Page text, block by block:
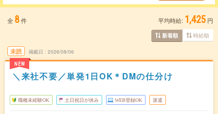
全 8件 平均時給: 1,425 円
新着順 時給順
未読
NEW
掲載日 2026/08/06
＼来社不要／単発1日OK＊DMの仕分け
職種未経験OK 土日祝日が休み WEB登録OK 派遣